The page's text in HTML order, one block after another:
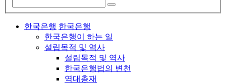
한국은행 한국은행
한국은행이 하는 일
설립목적 및 역사
설립목적 및 역사
한국은행법의 변천
역대총재